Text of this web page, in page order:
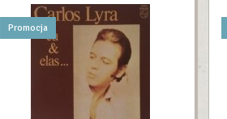
Promocja